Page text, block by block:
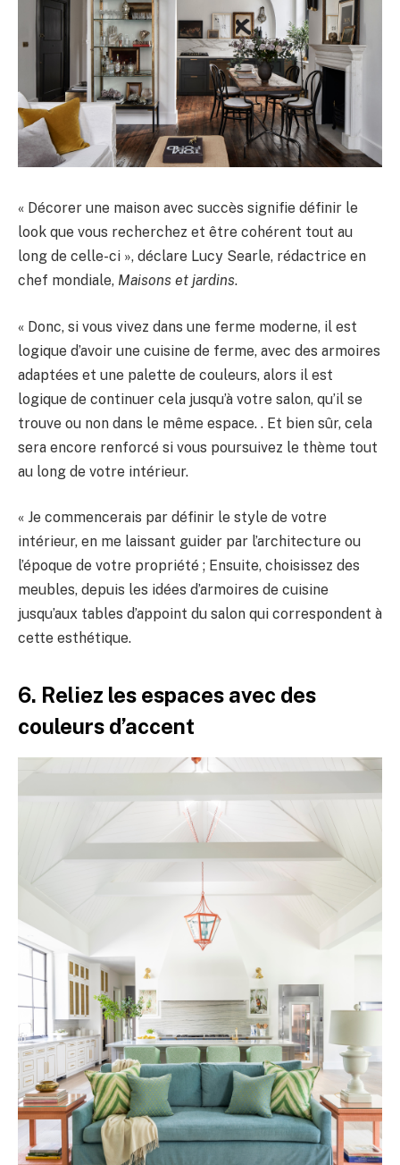
« Décorer une maison avec succès signifie définir le
look que vous recherchez et être cohérent tout au
long de celle-ci », déclare Lucy Searle, rédactrice en
chef mondiale, Maisons et jardins.
« Donc, si vous vivez dans une ferme moderne, il est
logique d’avoir une cuisine de ferme, avec des armoires
adaptées et une palette de couleurs, alors il est
logique de continuer cela jusqu’à votre salon, qu’il se
trouve ou non dans le même espace. . Et bien sûr, cela
sera encore renforcé si vous poursuivez le thème tout
au long de votre intérieur.
« Je commencerais par définir le style de votre
intérieur, en me laissant guider par l’architecture ou
l’époque de votre propriété ; Ensuite, choisissez des
meubles, depuis les idées d’armoires de cuisine
jusqu’aux tables d’appoint du salon qui correspondent à
cette esthétique.
6. Reliez les espaces avec des
couleurs d’accent